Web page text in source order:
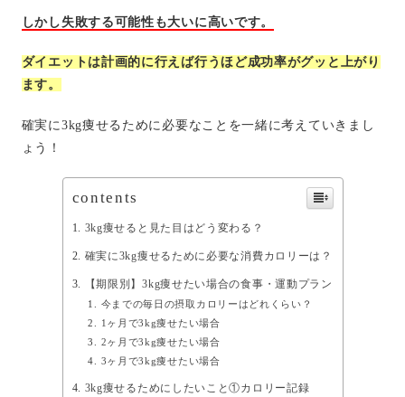
しかし失敗する可能性も大いに高いです。
ダイエットは計画的に行えば行うほど成功率がグッと上がり
ます。
確実に3kg痩せるために必要なことを一緒に考えていきまし
ょう！
contents
3kg痩せると見た目はどう変わる？
確実に3kg痩せるために必要な消費カロリーは？
【期限別】3kg痩せたい場合の食事・運動プラン
今までの毎日の摂取カロリーはどれくらい？
1ヶ月で3kg痩せたい場合
2ヶ月で3kg痩せたい場合
3ヶ月で3kg痩せたい場合
3kg痩せるためにしたいこと①カロリー記録